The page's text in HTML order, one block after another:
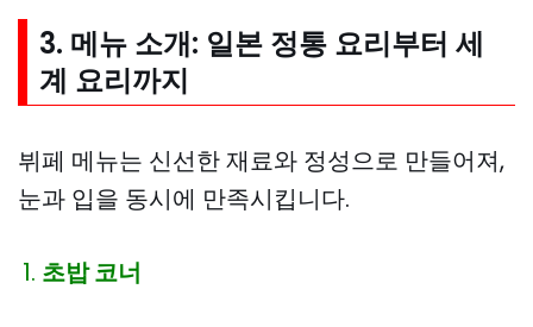
3. 메뉴 소개: 일본 정통 요리부터 세
계 요리까지
뷔페 메뉴는 신선한 재료와 정성으로 만들어져,
눈과 입을 동시에 만족시킵니다.
초밥 코너